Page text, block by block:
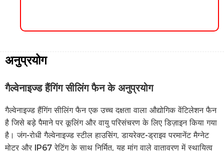
अनुप्रयोग
गैल्वेनाइज्ड हैंगिंग सीलिंग फैन के अनुप्रयोग
गैल्वेनाइज्ड हैंगिंग सीलिंग फैन एक उच्च दक्षता वाला औद्योगिक वेंटिलेशन फैन
है जिसे बड़े पैमाने पर कूलिंग और वायु परिसंचरण के लिए डिज़ाइन किया गया
है। जंग-रोधी गैल्वेनाइज्ड स्टील हाउसिंग, डायरेक्ट-ड्राइव परमानेंट मैग्नेट
मोटर और IP67 रेटिंग के साथ निर्मित, यह मांग वाले वातावरण में स्थायित्व